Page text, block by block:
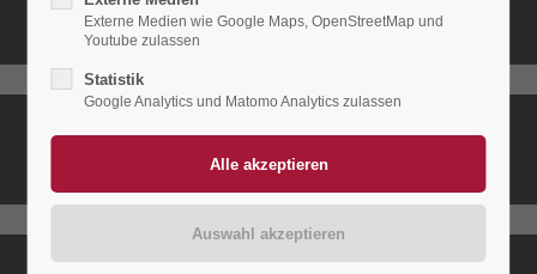
Anmelden
Register|Lost your password?
Support
Lorem ipsum dolor sit amet:
Hospiz
Ambulanter
Externe Medien wie Google Maps, OpenStreetMap und
Youtube zulassen
Statistik
Google Analytics und Matomo Analytics zulassen